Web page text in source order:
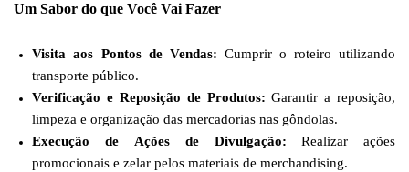
Um Sabor do que Você Vai Fazer
Visita aos Pontos de Vendas: Cumprir o roteiro utilizando
transporte público.
Verificação e Reposição de Produtos: Garantir a reposição,
limpeza e organização das mercadorias nas gôndolas.
Execução de Ações de Divulgação:
Realizar ações
promocionais e zelar pelos materiais de merchandising.